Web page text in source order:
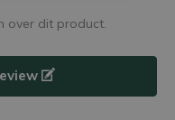
over dit product.